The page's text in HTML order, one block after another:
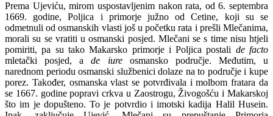
Prema Ujeviću, mirom uspostavljenim nakon rata, od 6. septembra
1669. godine, Poljica i primorje južno od Cetine, koji su se
odmetnuli od osmanskih vlasti još u početku rata i prešli Mlečanima,
morali su se vratiti u osmanski posjed. Mlečani se s time nisu htjeli
pomiriti, pa su tako Makarsko primorje i Poljica postali de facto
mletački posjed, ade iureosmansko područje. Međutim, u
narednom periodu osmanski službenici dolaze na to područje i kupe
porez. Također, osmanska vlast se potvrđivala i molbom fratara da
se 1667. godine popravi crkva u Zaostrogu, Živogošću i Makarskoj
što im je dopušteno. To je potvrdio i imotski kadija Halil Husein.